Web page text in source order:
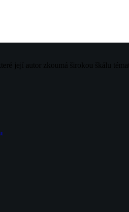
její autor zkoumá širokou škálu